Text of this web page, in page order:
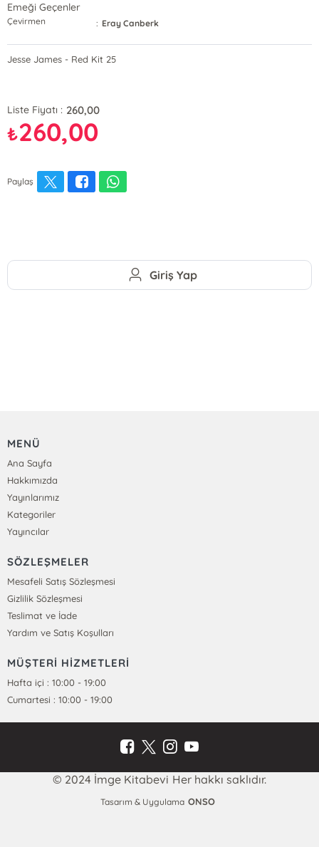
Emeği Geçenler
Çevirmen : Eray Canberk
Jesse James - Red Kit 25
Liste Fiyatı : 260,00
₺260,00
Paylaş
Giriş Yap
MENÜ
Ana Sayfa
Hakkımızda
Yayınlarımız
Kategoriler
Yayıncılar
SÖZLEŞMELER
Mesafeli Satış Sözleşmesi
Gizlilik Sözleşmesi
Teslimat ve İade
Yardım ve Satış Koşulları
MÜŞTERİ HİZMETLERİ
Hafta içi : 10:00 - 19:00
Cumartesi : 10:00 - 19:00
© 2024 İmge Kitabevi Her hakkı saklıdır.
Tasarım & Uygulama ONSO